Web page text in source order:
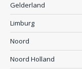
Gelderland
Limburg
Noord
Noord Holland